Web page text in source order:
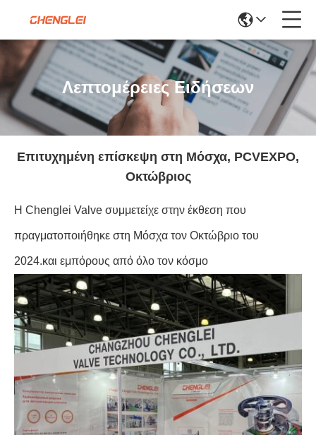
Λεπτομέρειες Ειδήσεων
Επιτυχημένη επίσκεψη στη Μόσχα, PCVEXPO,
Οκτώβριος
Η Chenglei Valve συμμετείχε στην έκθεση που
πραγματοποιήθηκε στη Μόσχα τον Οκτώβριο του
2024.και εμπόρους από όλο τον κόσμο